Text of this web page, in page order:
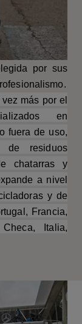
por sus
más por el
en
fuera de uso,
de residuos
chatarras y
a nivel
y de
Francia,
Italia,